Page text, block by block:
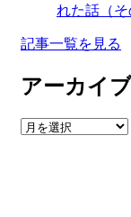
れた話（そ
記事一覧を見る
アーカイブ
ア